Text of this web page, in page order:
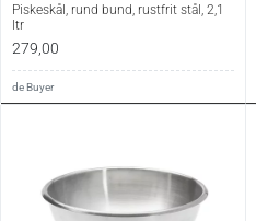
Piskeskål, rund bund, rustfrit stål, 2,1
ltr
279,00
de Buyer